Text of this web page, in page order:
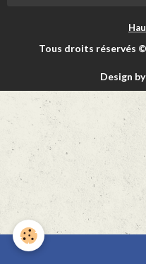
Tous droits réservés
Design